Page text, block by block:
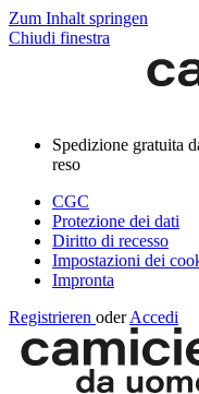
Zum Inhalt springen
Chiudi finestra
Spedizione gratuita
reso
CGC
Protezione dei dati
Diritto di recesso
Impostazioni dei
Impronta
Registrieren oder Accedi